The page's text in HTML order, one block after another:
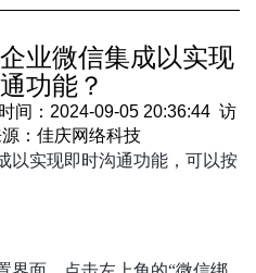
业微信集成以实现
功能？
间：2024-09-05 20:36:44 访
：佳庆网络科技
以实现即时沟通功能，可以按